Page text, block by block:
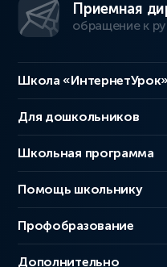
Приемная
обращение к
Школа «ИнтернетУрок»
Для дошкольников
Школьная программа
Помощь школьнику
Профобразование
Дополнительно